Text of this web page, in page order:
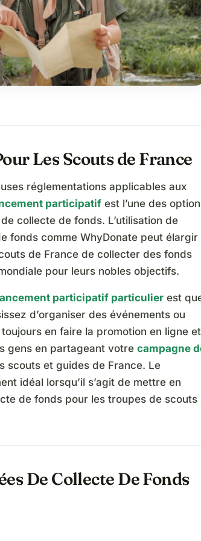
Les Scouts de France
réglementations applicables aux
participatif est l’une des
collecte de fonds. L’utilisation de
fonds comme WhyDonate peut élargir
de France de collecter des fonds
pour leurs nobles objectifs.
participatif particulier est
d’organiser des événements ou
en faire la promotion en ligne et
gens en partageant votre campagne
scouts et guides de France. Le
idéal lorsqu’il s’agit de mettre en
de fonds pour les troupes de scouts
De Collecte De Fonds